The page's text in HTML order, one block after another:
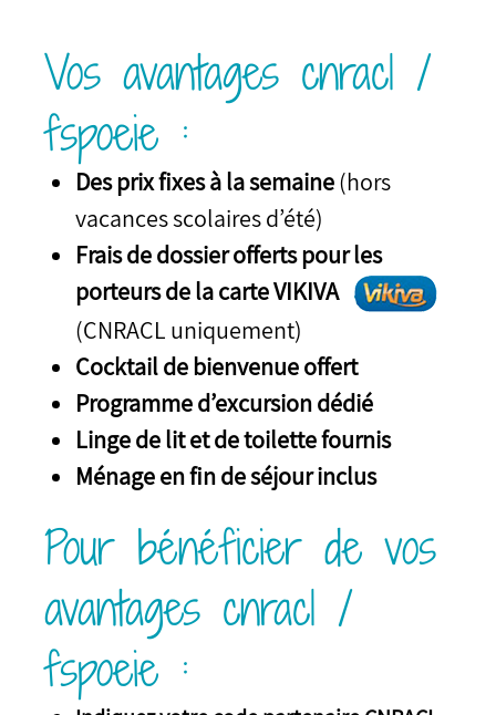
Vos avantages cnracl /
fspoeie :
Des prix fixes à la semaine(hors
vacances scolaires d’été)
Frais de dossier offerts pour les
porteurs de la carte VIKIVA
(CNRACL uniquement)
Cocktail de bienvenue offert
Programme d’excursion dédié
Linge de lit et de toilette fournis
Ménage en fin de séjour inclus
Pour bénéficier de vos
avantages cnracl /
fspoeie :